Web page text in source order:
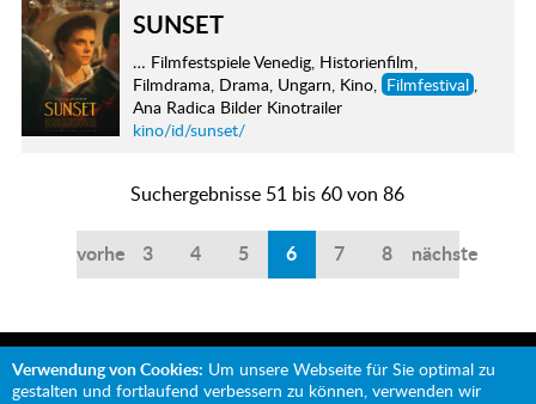
SUNSET
… Filmfestspiele Venedig, Historienfilm,
Filmdrama, Drama, Ungarn, Kino, Filmfestival ,
Ana Radica Bilder Kinotrailer
kino/id/sunset/
Suchergebnisse 51 bis 60 von 86
vorherige
3 4 5 6 7 8 nächste
Verwendung von Cookies: Um unsere Webseite für Sie optimal zu
gestalten und fortlaufend verbessern zu können, verwenden wir